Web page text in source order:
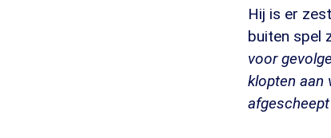
Hij is er
buiten spel
voor
klopten aan